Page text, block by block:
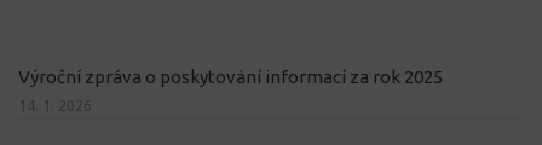
Výroční zpráva o poskytování informací za rok 2025
14. 1. 2026